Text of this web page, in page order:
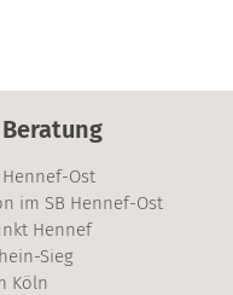
Ost
im SB Hennef-Ost
Hennef
Sieg
Köln